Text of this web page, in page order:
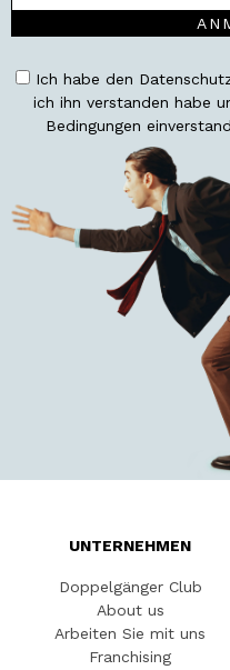
Ich habe den
ich ihn verstanden habe
Bedingungen
UNTERNEHMEN
Doppelgänger Club
About us
Arbeiten Sie mit uns
Franchising